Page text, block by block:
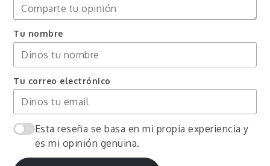
Tu nombre
Tu correo electrónico
Esta reseña se basa en mi propia experiencia y
es mi opinión genuina.